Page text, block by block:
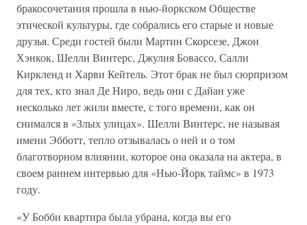
бракосочетания прошла в нью-йоркском Обществе
этической культуры, где собрались его старые и новые
друзья. Среди гостей были Мартин Скорсезе, Джон
Хэнкок, Шелли Винтерс, Джулия Бовассо, Салли
Киркленд и Харви Кейтель. Этот брак не был сюрпризом
для тех, кто знал Де Ниро, ведь они с Дайан уже
несколько лет жили вместе, с того времени, как он
снимался в «Злых улицах». Шелли Винтерс, не называя
имени Эбботт, тепло отзывалась о ней и о том
благотворном влиянии, которое она оказала на актера, в
своем раннем интервью для «Нью-Йорк таймс» в 1973
году.
«У Бобби квартира была убрана, когда вы его